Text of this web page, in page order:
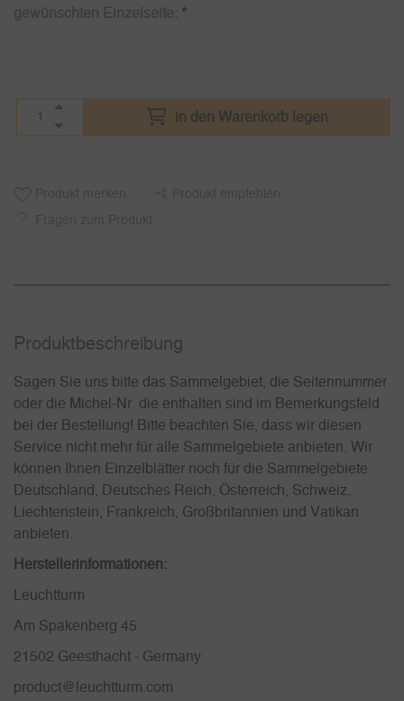
*
in den Warenkorb legen
Produkt­beschreibung
Sagen Sie uns bitte das Sammelgebiet, die Seitennummer
oder die Michel-Nr. die enthalten sind im Bemerkungsfeld
bei der Bestellung! Bitte beachten Sie, dass wir diesen
Service nicht mehr für alle Sammelgebiete anbieten. Wir
können Ihnen Einzelblätter noch für die Sammelgebiete
Deutschland, Deutsches Reich, Österreich, Schweiz,
Liechtenstein, Frankreich, Großbritannien und Vatikan
anbieten.
Herstellerinformationen:
Leuchtturm
Am Spakenberg 45
21502 Geesthacht - Germany
product@leuchtturm.com